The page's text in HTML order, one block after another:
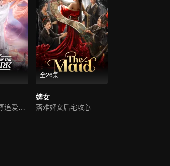
逆道情缘！魔尊追爱小仙妻
全26集
婢女
落难婢女后宅攻心